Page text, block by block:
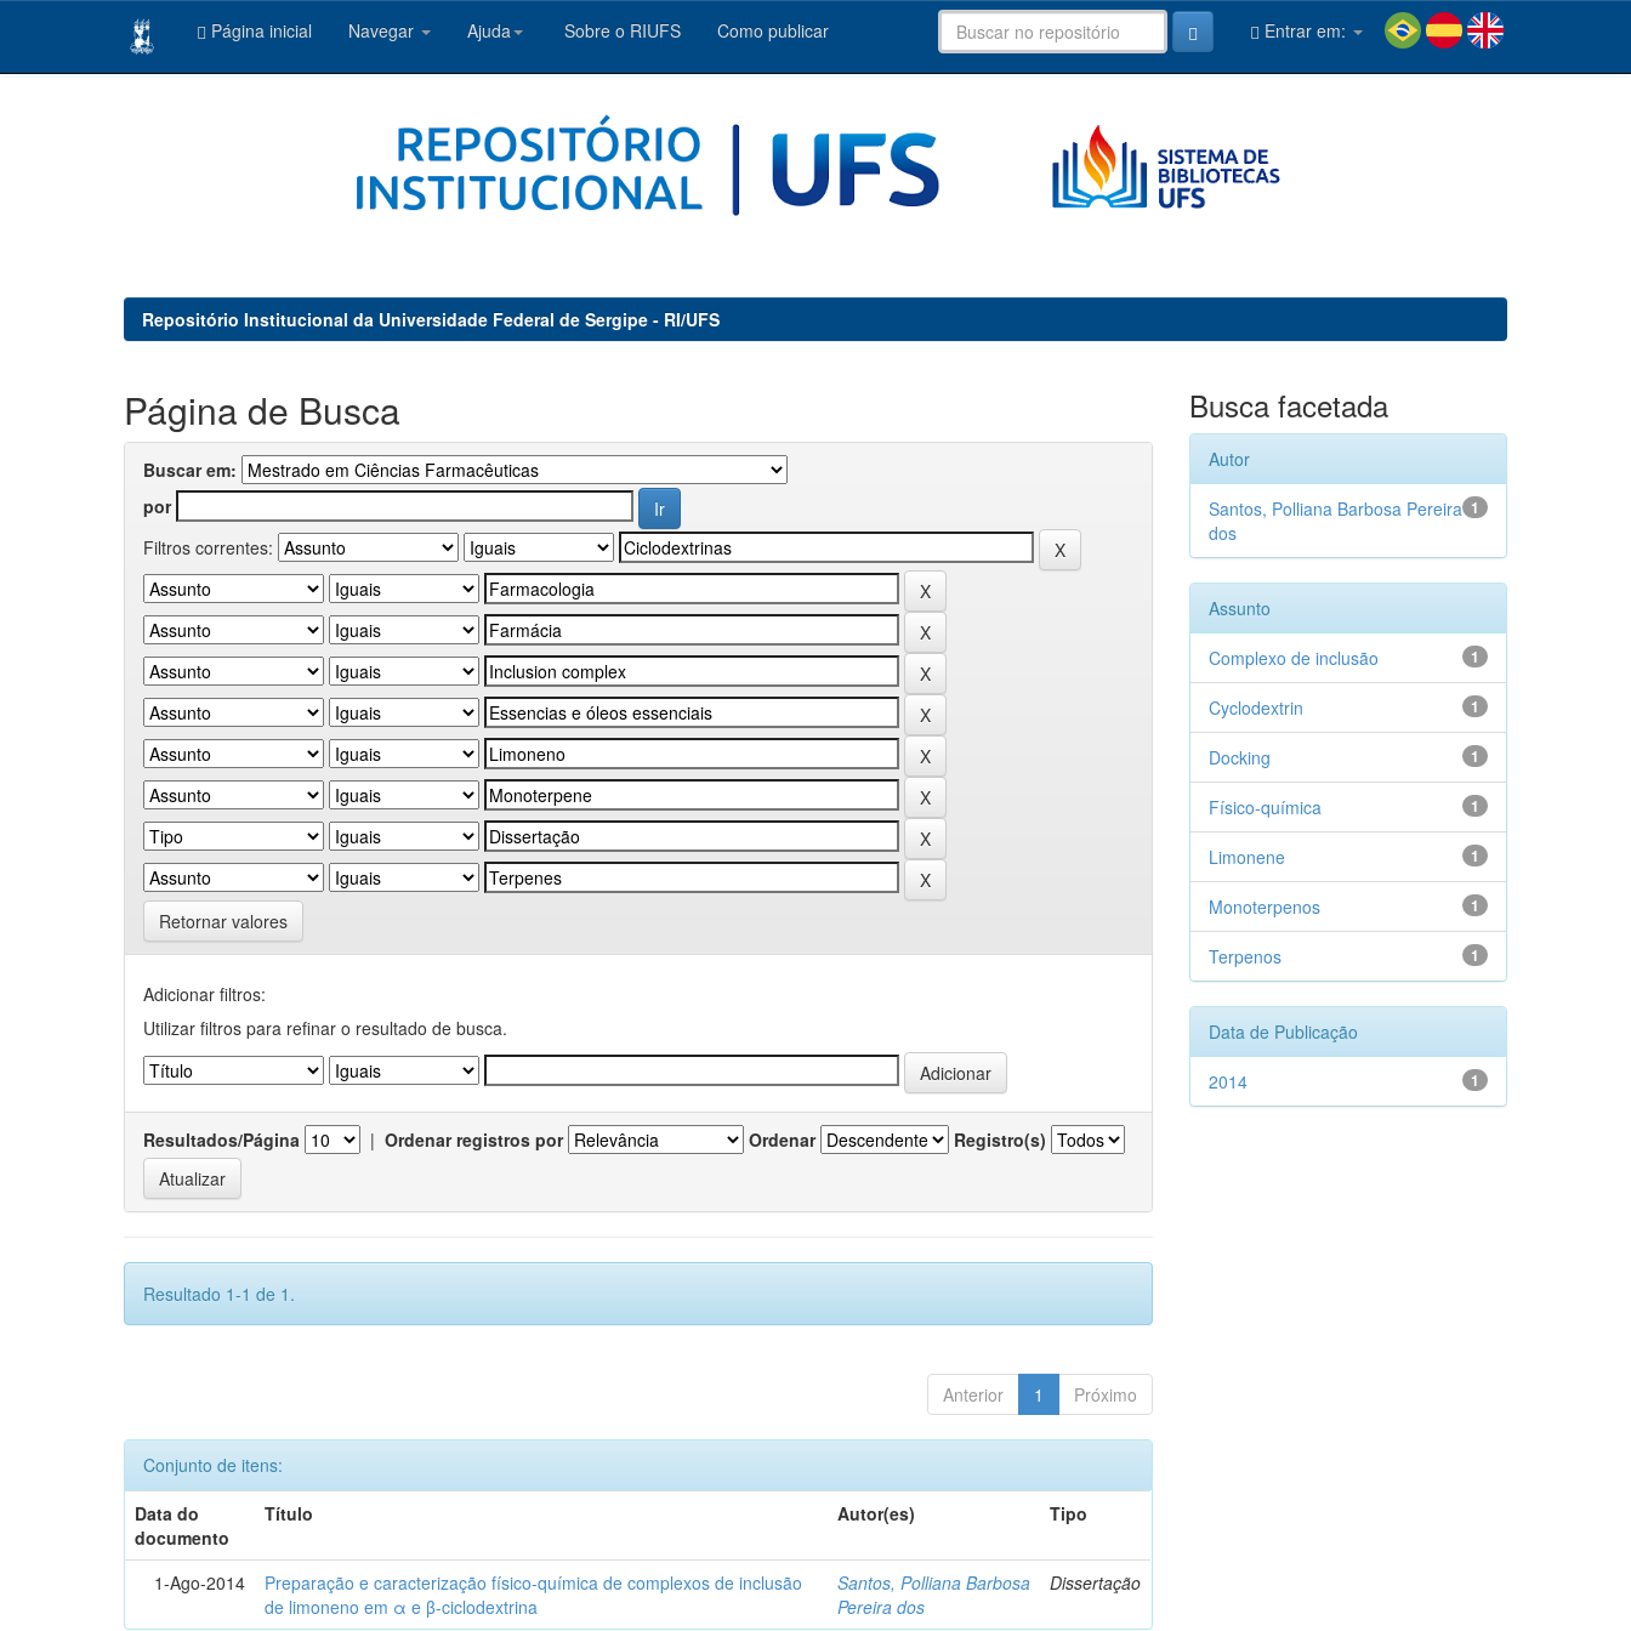
Página inicial Navegar Ajuda Sobre o RIUFS Como publicar Entrar em:
Repositório Institucional da Universidade Federal de Sergipe - RI/UFS
Página de Busca
Buscar em:
por
Filtros correntes:
Retornar valores
Adicionar filtros:
Utilizar filtros para refinar o resultado de busca.
Resultados/Página | Ordenar registros por Ordenar Registro(s)
Resultado 1-1 de 1.
Anterior 1 Próximo
Conjunto de itens:
Data do
documento
Título Autor(es) Tipo
1-Ago-2014
Preparação e caracterização físico-química de complexos de inclusão
de limoneno em α e β-ciclodextrina
Santos, Polliana Barbosa
Pereira dos
Dissertação
Busca facetada
Autor
1
Santos, Polliana Barbosa Pereira
dos
Assunto
1
Complexo de inclusão
1
Cyclodextrin
1
Docking
1
Físico-química
1
Limonene
1
Monoterpenos
1
Terpenos
Data de Publicação
1
2014